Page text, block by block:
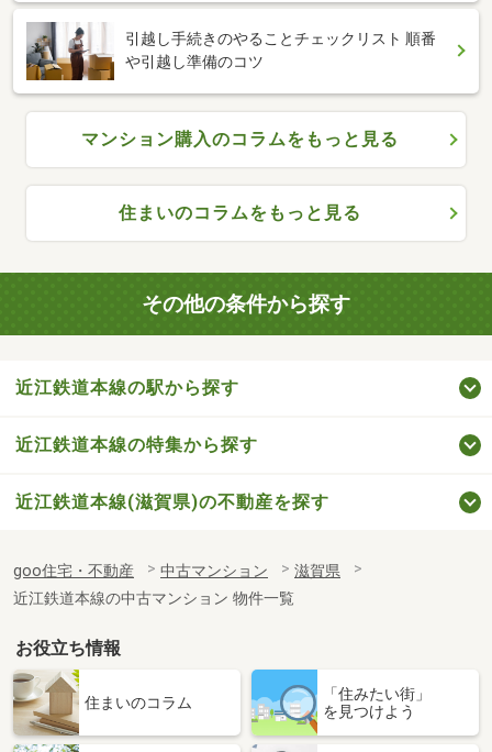
引越し手続きのやることチェックリスト 順番
や引越し準備のコツ
マンション購入のコラムをもっと見る
住まいのコラムをもっと見る
その他の条件から探す
近江鉄道本線の駅から探す
近江鉄道本線の特集から探す
近江鉄道本線(滋賀県)の不動産を探す
goo住宅・不動産 中古マンション
滋賀県
近江鉄道本線の中古マンション 物件一覧
お役立ち情報
住まいのコラム
「住みたい街」
を見つけよう